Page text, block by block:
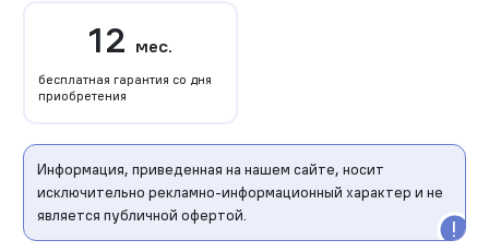
12 мес.
бесплатная гарантия со дня
приобретения
Информация, приведенная на нашем сайте, носит
исключительно рекламно-информационный характер и не
является публичной офертой.